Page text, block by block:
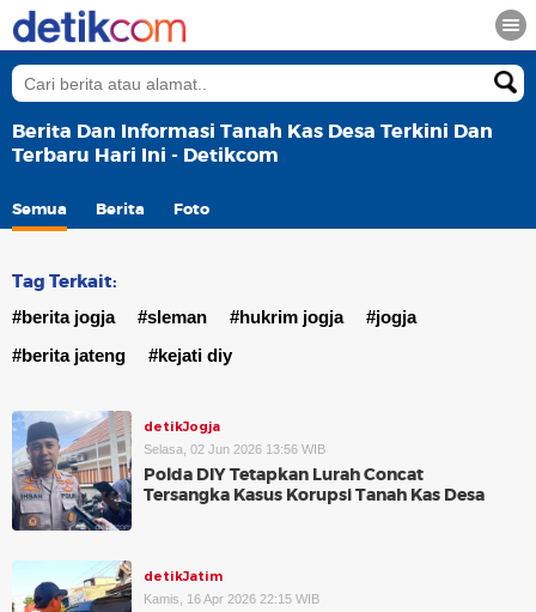
Berita Dan Informasi Tanah Kas Desa Terkini Dan
Terbaru Hari Ini - Detikcom
Semua Berita Foto
Tag Terkait:
#berita jogja #sleman #hukrim jogja
#jogja
#berita jateng
#kejati diy
detikJogja
Selasa, 02 Jun 2026 13:56 WIB
Polda DIY Tetapkan Lurah Concat
Tersangka Kasus Korupsi Tanah Kas Desa
detikJatim
Kamis, 16 Apr 2026 22:15 WIB